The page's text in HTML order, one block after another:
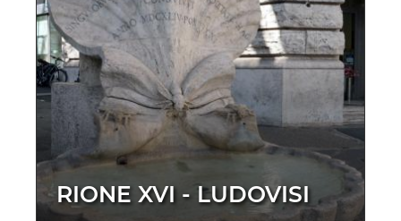
RIONE XVI - LUDOVISI